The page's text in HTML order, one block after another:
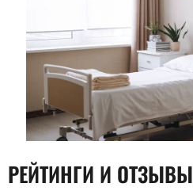
РЕЙТИНГИ И ОТЗЫВЫ